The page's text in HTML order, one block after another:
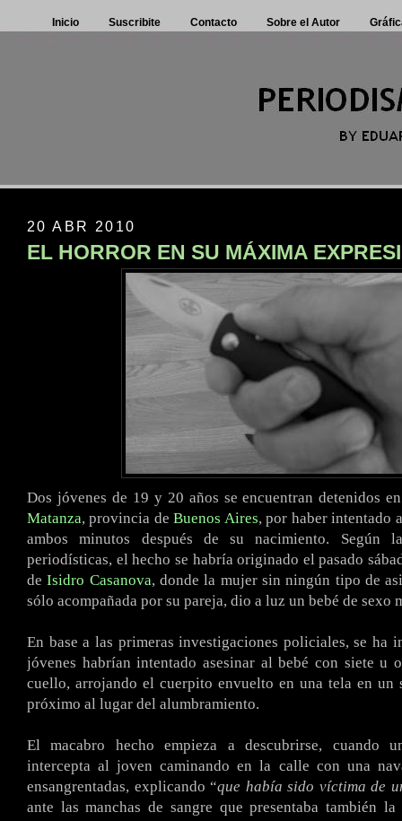
Inicio Suscribite Contacto Sobre el Autor
20 ABR 2010
EL HORROR EN SU MÁXIMA
Dos jóvenes de 19 y 20 años se encuentran detenidos
Matanza, provincia deBuenos Aires, por haber intentado
ambos minutos después de su nacimiento. Según
periodísticas, el hecho se habría originado el pasado
de Isidro Casanova, donde la mujer sin ningún tipo de
sólo acompañada por su pareja, dio a luz un bebé de sexo
En base a las primeras investigaciones policiales, se ha
jóvenes habrían intentado asesinar al bebé con siete u
cuello, arrojando el cuerpito envuelto en una tela en un
próximo al lugar del alumbramiento.
El macabro hecho empieza a descubrirse, cuando
intercepta al joven caminando en la calle con una
ensangrentadas, explicando “que había sido víctima de
ante las manchas de sangre que presentaba también